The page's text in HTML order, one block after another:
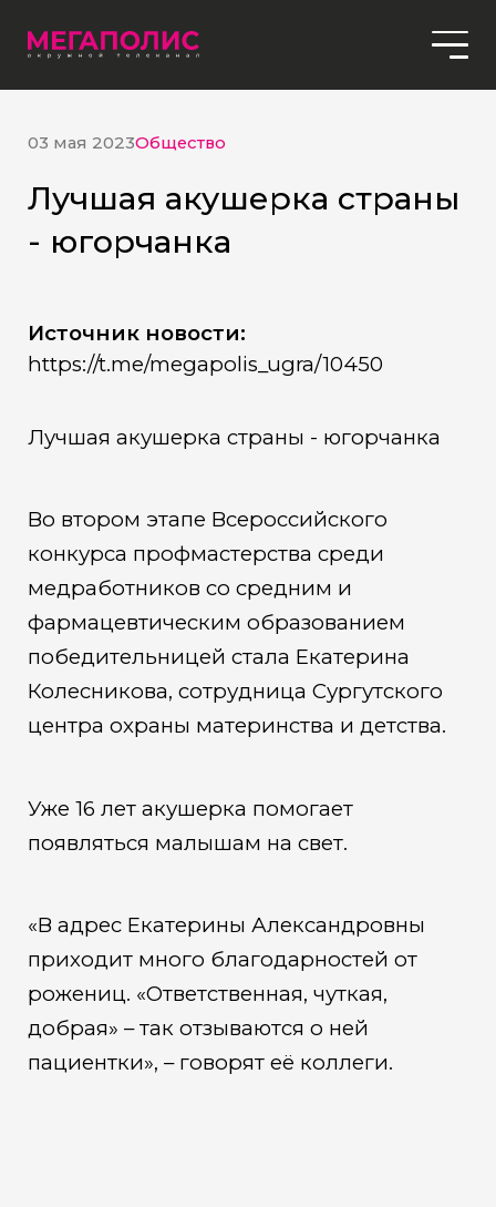
03 мая 2023Общество
Лучшая акушерка страны
- югорчанка
Источник новости:
https://t.me/megapolis_ugra/10450
Лучшая акушерка страны - югорчанка
Во втором этапе Всероссийского
конкурса профмастерства среди
медработников со средним и
фармацевтическим образованием
победительницей стала Екатерина
Колесникова, сотрудница Сургутского
центра охраны материнства и детства.
Уже 16 лет акушерка помогает
появляться малышам на свет.
«В адрес Екатерины Александровны
приходит много благодарностей от
рожениц. «Ответственная, чуткая,
добрая» – так отзываются о ней
пациентки», – говорят её коллеги.